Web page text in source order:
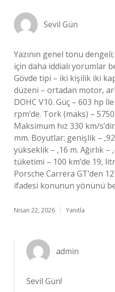
Sevil Gün
Yazının genel tonu
için daha iddialı yorumlar
Gövde tipi – iki kişilik iki
düzeni – ortadan motor,
DOHC V10. Güç – 603 hp
rpm’de. Tork (maks) –
Maksimum hız 330 km/
mm. Boyutlar: genişlik –
yükseklik – ,16 m. Ağırlık
tüketimi – 100 km’de 19,
Porsche Carrera GT’den
ifadesi konunun yönünü
Nisan 22, 2026 Yanıtla
admin
Sevil Gün!